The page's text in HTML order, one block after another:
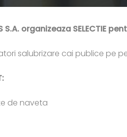
S.A.organizeaza SELECTIE
cai publice pe
de naveta